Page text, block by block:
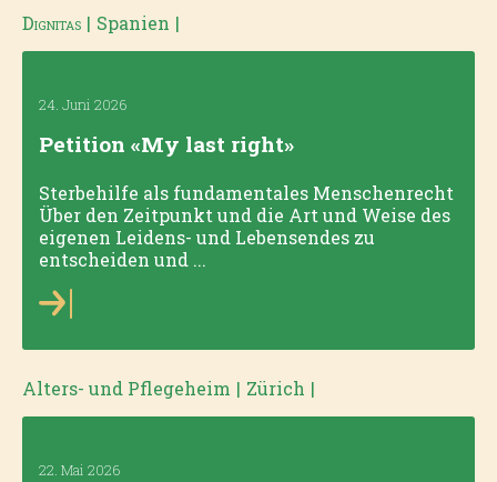
Dignitas | Spanien |
24. Juni 2026
Petition «My last right»
Sterbehilfe als fundamentales Menschenrecht
Über den Zeitpunkt und die Art und Weise des
eigenen Leidens- und Lebensendes zu
entscheiden und ...
Alters- und Pflegeheim | Zürich |
22. Mai 2026